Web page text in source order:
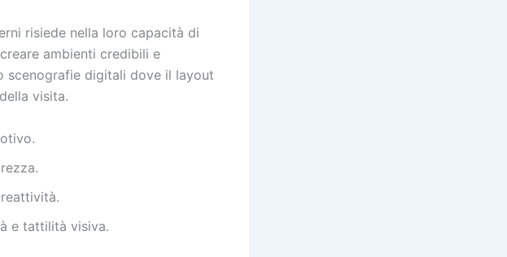
risiede nella loro capacità di
ambienti credibili e
scenografie digitali dove il layout
visita.
e tattilità visiva.